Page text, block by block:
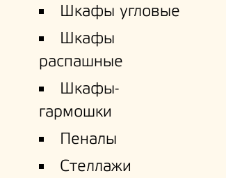
Шкафы угловые
Шкафы
распашные
Шкафы-
гармошки
Пеналы
Стеллажи